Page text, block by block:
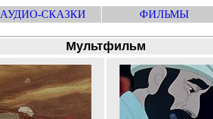
АУДИО-СКАЗКИ ФИЛЬМЫ
Мультфильм